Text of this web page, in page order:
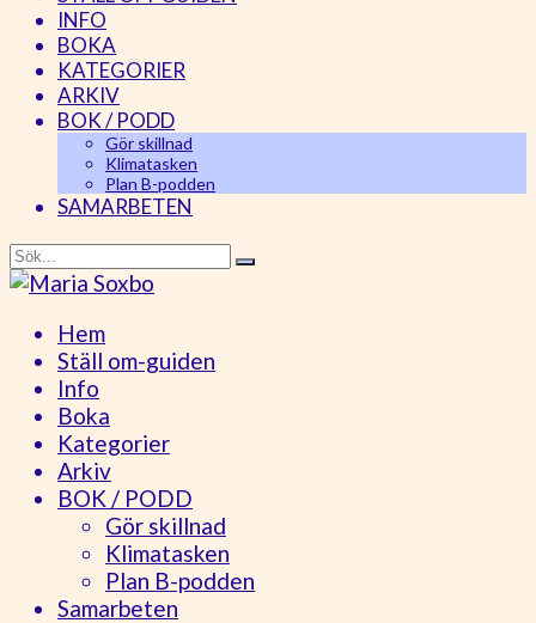
INFO
BOKA
KATEGORIER
ARKIV
BOK / PODD
Gör skillnad
Klimatasken
Plan B-podden
SAMARBETEN
Hem
Ställ om-guiden
Info
Boka
Kategorier
Arkiv
BOK / PODD
Gör skillnad
Klimatasken
Plan B-podden
Samarbeten